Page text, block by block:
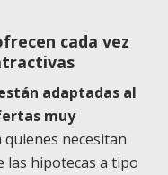
cada vez
adaptadas al
muy
necesitan
las hipotecas a tipo